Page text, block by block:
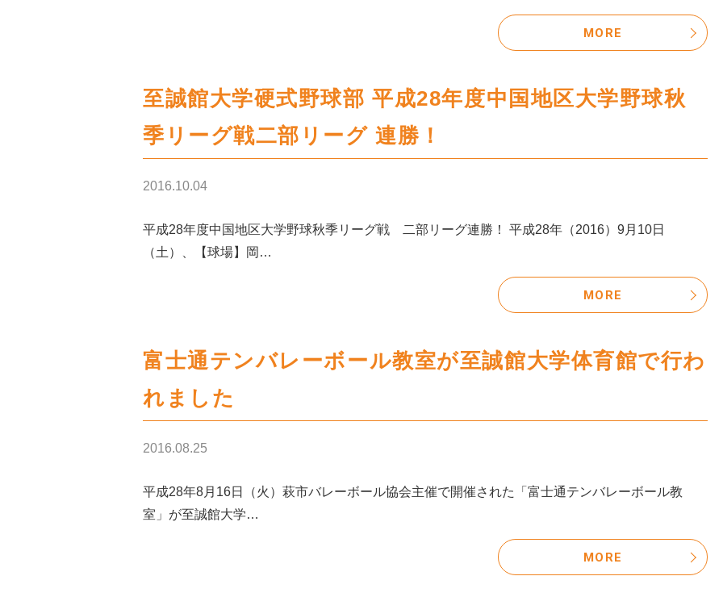
MORE
至誠館大学硬式野球部 平成28年度中国地区大学野球秋
季リーグ戦二部リーグ 連勝！
2016.10.04
平成28年度中国地区大学野球秋季リーグ戦 二部リーグ連勝！ 平成28年（2016）9月10日
（土）、【球場】岡…
MORE
富士通テンバレーボール教室が至誠館大学体育館で行わ
れました
2016.08.25
平成28年8月16日（火）萩市バレーボール協会主催で開催された「富士通テンバレーボール教
室」が至誠館大学…
MORE